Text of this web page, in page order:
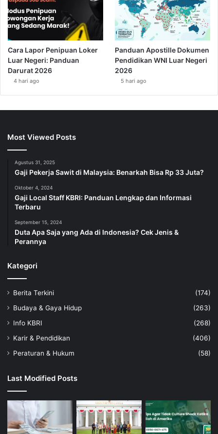
Cara Lapor Penipuan Loker
Luar Negeri: Panduan
Darurat 2026
4 hari ago
Panduan Apostille Dokumen
Pendidikan WNI Luar Negeri
2026
5 hari ago
Most Viewed Posts
Agustus 31, 2025
Gaji Pekerja Sawit di Malaysia: Benarkah Bisa Rp 33 Juta?
Oktober 4, 2024
Gaji Local Staff KBRI: Panduan Lengkap dan Informasi
Terbaru
September 15, 2024
Duta Apa Saja yang Ada di Indonesia? Cek Jenis &
Perannya
Kategori
Berita Terkini
(174)
Budaya & Gaya Hidup
(263)
Info KBRI
(268)
Karir & Pendidikan
(406)
Peraturan & Hukum
(58)
Last Modified Posts